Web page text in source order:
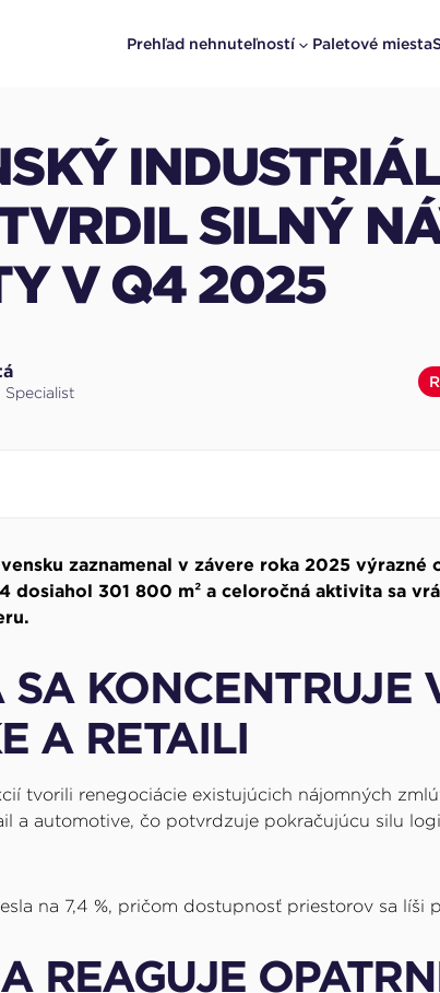
Prehľad nehnuteľností Paletové miesta
SILNÝ
V Q4 2025
zaznamenal v závere roka 2025 výrazné
dosiahol 301 800 m² a celoročná aktivita sa
KONCENTRUJE
A RETAILI
tvorili renegociácie existujúcich nájomných
a automotive, čo potvrdzuje pokračujúcu silu
na 7,4 %, pričom dostupnosť priestorov sa líši
REAGUJE